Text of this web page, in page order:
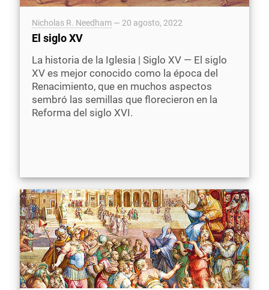
Nicholas R. Needham — 20 agosto, 2022
El siglo XV
La historia de la Iglesia | Siglo XV — El siglo
XV es mejor conocido como la época del
Renacimiento, que en muchos aspectos
sembró las semillas que florecieron en la
Reforma del siglo XVI.